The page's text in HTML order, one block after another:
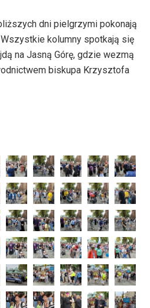
dni pielgrzymi pokonają
kolumny spotkają się
na Jasną Górę, gdzie wezmą
biskupa Krzysztofa